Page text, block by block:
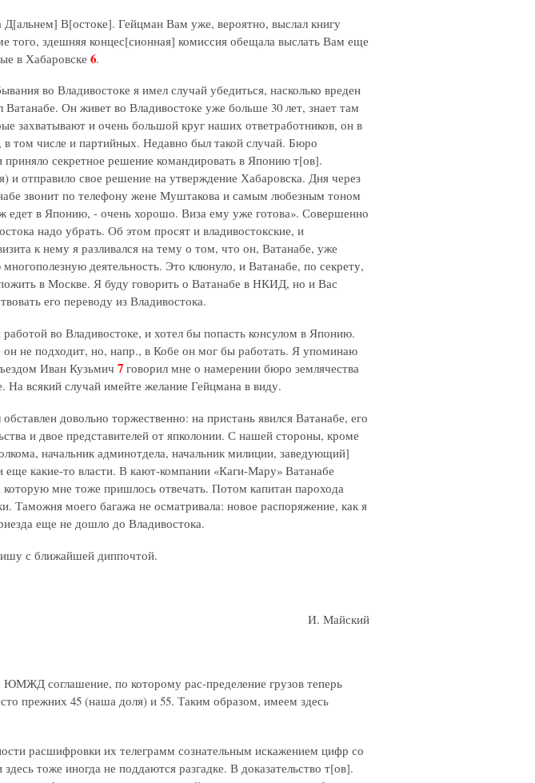
В[остоке]. Гейцман Вам уже, вероятно, выслал книгу
того, здешняя концес[сионная] комиссия обещала выслать Вам еще
в Хабаровске 6.
во Владивостоке я имел случай убедиться, насколько вреден
Он живет во Владивостоке уже больше 30 лет, знает там
захватывают и очень большой круг наших ответработников, он в
том числе и партийных. Недавно был такой случай. Бюро
секретное решение командировать в Японию т[ов].
и отправило свое решение на утверждение Хабаровска. Дня через
звонит по телефону жене Муштакова и самым любезным тоном
в Японию, - очень хорошо. Виза ему уже готова». Совершенно
надо убрать. Об этом просят и владивостокские, и
к нему я разливался на тему о том, что он, Ватанабе, уже
деятельность. Это клюнуло, и Ватанабе, по секрету,
в Москве. Я буду говорить о Ватанабе в НКИД, но и Вас
его переводу из Владивостока.
работой во Владивостоке, и хотел бы попасть консулом в Японию.
он не подходит, но, напр., в Кобе он мог бы работать. Я упоминаю
Иван Кузьмич 7 говорил мне о намерении бюро землячества
На всякий случай имейте желание Гейцмана в виду.
довольно торжественно: на пристань явился Ватанабе, его
и двое представителей от япколонии. С нашей стороны, кроме
начальник админотдела, начальник милиции, заведующий]
еще какие-то власти. В кают-компании «Каги-Мару» Ватанабе
которую мне тоже пришлось отвечать. Потом капитан парохода
Таможня моего багажа не осматривала: новое распоряжение, как я
еще не дошло до Владивостока.
с ближайшей диппочтой.
И. Майский
ЮМЖД соглашение, по которому рас-пределение грузов теперь
прежних 45 (наша доля) и 55. Таким образом, имеем здесь
расшифровки их телеграмм сознательным искажением цифр со
тоже иногда не поддаются разгадке. В доказательство т[ов].